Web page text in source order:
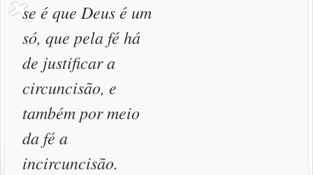
se é que Deus é um
só, que pela fé há
de justificar a
circuncisão, e
também por meio
da fé a
incircuncisão.